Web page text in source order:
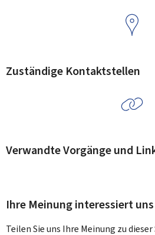
Zuständige Kontaktstellen
Verwandte Vorgänge und
Ihre Meinung interessiert uns
Teilen Sie uns Ihre Meinung zu